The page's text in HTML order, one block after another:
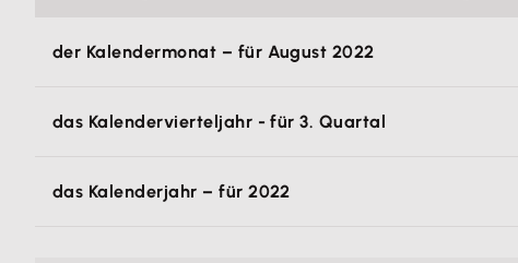
der Kalendermonat – für August 2022
das Kalendervierteljahr - für 3. Quartal
das Kalenderjahr – für 2022